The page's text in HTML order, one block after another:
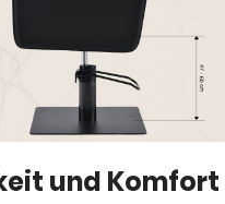
und Komfort